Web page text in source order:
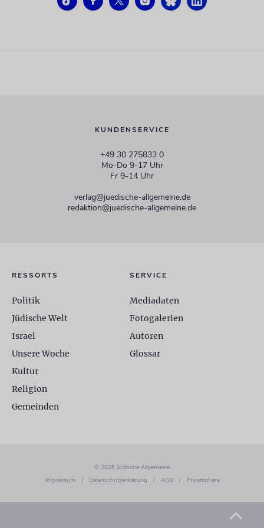
KUNDENSERVICE
+49 30 275833 0
Mo-Do 9-17 Uhr
Fr 9-14 Uhr
verlag@juedische-allgemeine.de
redaktion@juedische-allgemeine.de
RESSORTS
Politik
Jüdische Welt
Israel
Unsere Woche
Kultur
Religion
Gemeinden
SERVICE
Mediadaten
Fotogalerien
Autoren
Glossar
© 2026 Jüdische Allgemeine
Impressum
/ Datenschutzerklärung / AGB / Privatsphäre